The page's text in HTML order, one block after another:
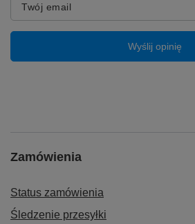
♻️ Kompatybilność:
Samsung Galaxy S23(SM-
SM-S911U, SM-S911U1, SM-
Twój email
Wyślij opinię
Zamówienia
Status zamówienia
Śledzenie przesyłki